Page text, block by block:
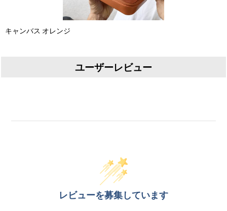
キャンバス オレンジ
ユーザーレビュー
レビューを募集しています